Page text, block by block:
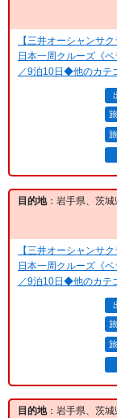
【三井オーシャンサ
日本一周クルーズ《
／9泊10日◆他のカテ
目的地：岩手県、茨
【三井オーシャンサ
日本一周クルーズ《
／9泊10日◆他のカテ
目的地：岩手県、茨